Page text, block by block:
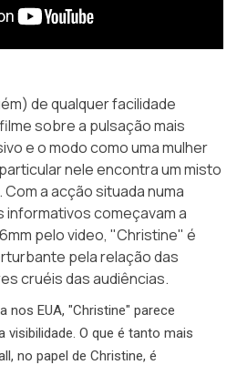
de qualquer facilidade
sobre a pulsação mais
e o modo como uma mulher
nele encontra um misto
a acção situada numa
informativos começavam a
pelo video, "Christine" é
pela relação das
cruéis das audiências.
nos EUA, "Christine" parece
O que é tanto mais
no papel de Christine, é